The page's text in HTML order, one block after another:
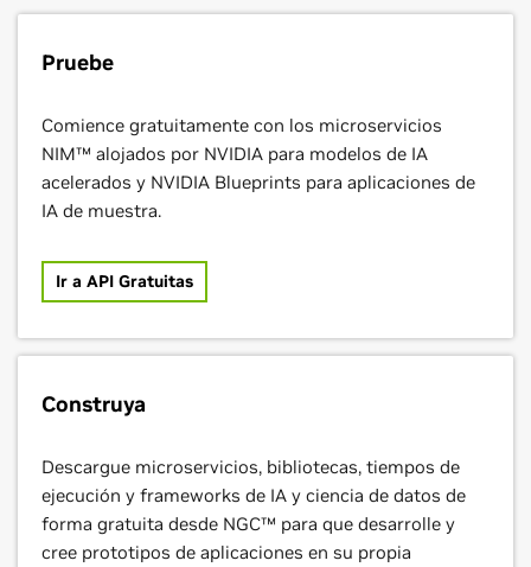
Pruebe
Comience gratuitamente con los microservicios
NIM™ alojados por NVIDIA para modelos de IA
acelerados y NVIDIA Blueprints para aplicaciones de
IA de muestra.
Ir a API Gratuitas
Construya
Descargue microservicios, bibliotecas, tiempos de
ejecución y frameworks de IA y ciencia de datos de
forma gratuita desde NGC™ para que desarrolle y
cree prototipos de aplicaciones en su propia